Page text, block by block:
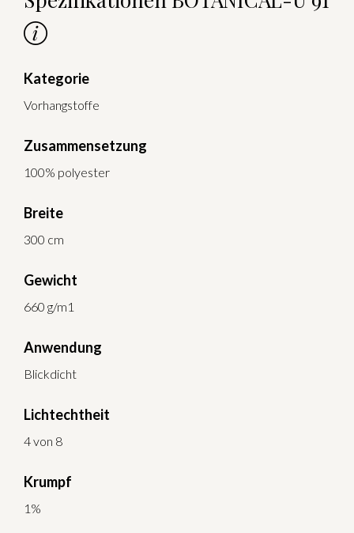
Kategorie
Vorhangstoffe
Zusammensetzung
100% polyester
Breite
300 cm
Gewicht
660 g/m1
Anwendung
Blickdicht
Lichtechtheit
4 von 8
Krumpf
1%